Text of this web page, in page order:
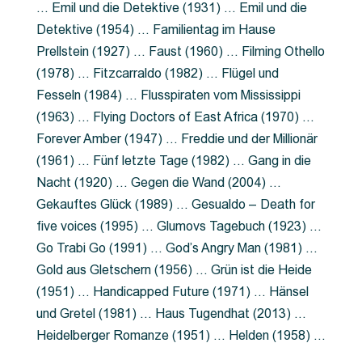
… Emil und die Detektive (1931) … Emil und die
Detektive (1954) … Familientag im Hause
Prellstein (1927) … Faust (1960) … Filming Othello
(1978) … Fitzcarraldo (1982) … Flügel und
Fesseln (1984) … Flusspiraten vom Mississippi
(1963) … Flying Doctors of East Africa (1970) …
Forever Amber (1947) … Freddie und der Millionär
(1961) … Fünf letzte Tage (1982) … Gang in die
Nacht (1920) … Gegen die Wand (2004) …
Gekauftes Glück (1989) … Gesualdo – Death for
five voices (1995) … Glumovs Tagebuch (1923) …
Go Trabi Go (1991) … God’s Angry Man (1981) …
Gold aus Gletschern (1956) … Grün ist die Heide
(1951) … Handicapped Future (1971) … Hänsel
und Gretel (1981) … Haus Tugendhat (2013) …
Heidelberger Romanze (1951) … Helden (1958) …